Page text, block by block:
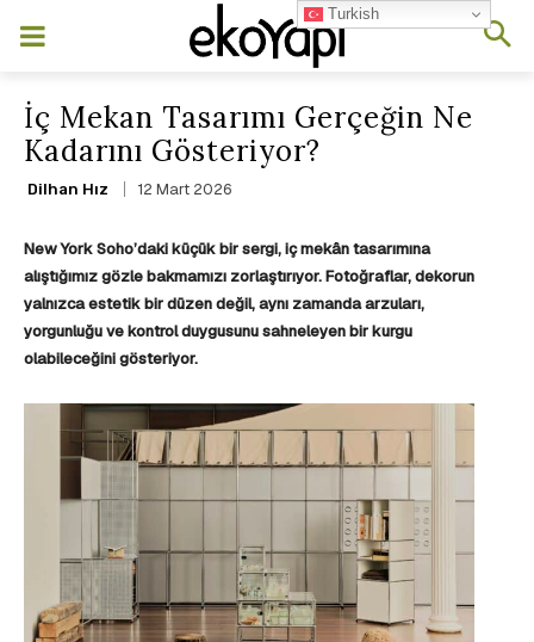
İç Mekan Tasarımı Gerçeğin Ne
Kadarını Gösteriyor?
Dilhan Hız 12 Mart 2026
New York Soho’daki küçük bir sergi, iç mekân tasarımına
alıştığımız gözle bakmamızı zorlaştırıyor. Fotoğraflar, dekorun
yalnızca estetik bir düzen değil, aynı zamanda arzuları,
yorgunluğu ve kontrol duygusunu sahneleyen bir kurgu
olabileceğini gösteriyor.
Turkish